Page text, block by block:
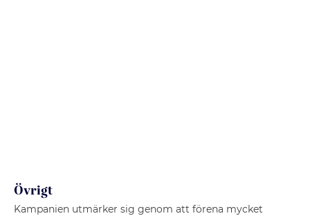
Övrigt
Kampanien utmärker sig genom att förena mycket